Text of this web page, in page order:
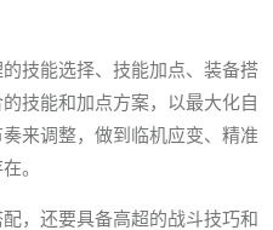
技能选择、技能加点、装备搭
技能和加点方案，以最大化自
来调整，做到临机应变、精准
。
，还要具备高超的战斗技巧和